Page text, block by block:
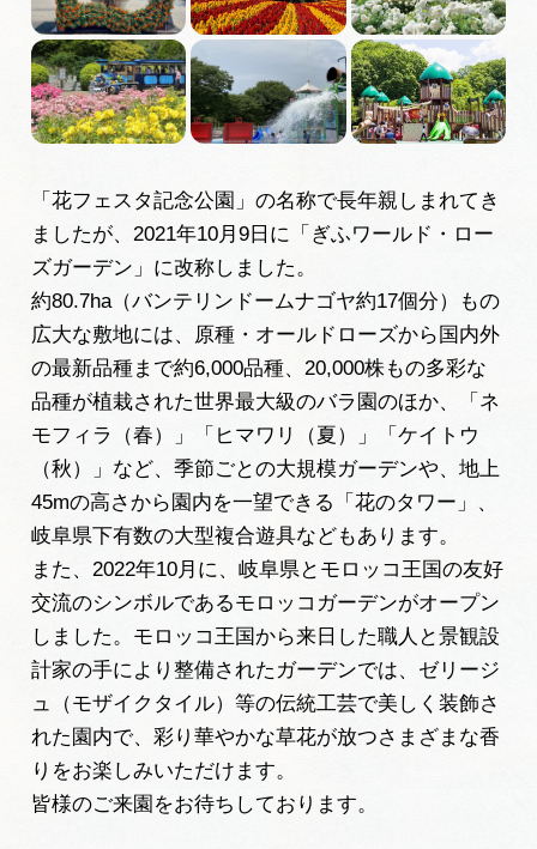
「花フェスタ記念公園」の名称で長年親しまれてき
ましたが、2021年10月9日に「ぎふワールド・ロー
ズガーデン」に改称しました。
約80.7ha（バンテリンドームナゴヤ約17個分）もの
広大な敷地には、原種・オールドローズから国内外
の最新品種まで約6,000品種、20,000株もの多彩な
品種が植栽された世界最大級のバラ園のほか、「ネ
モフィラ（春）」「ヒマワリ（夏）」「ケイトウ
（秋）」など、季節ごとの大規模ガーデンや、地上
45mの高さから園内を一望できる「花のタワー」、
岐阜県下有数の大型複合遊具などもあります。
また、2022年10月に、岐阜県とモロッコ王国の友好
交流のシンボルであるモロッコガーデンがオープン
しました。モロッコ王国から来日した職人と景観設
計家の手により整備されたガーデンでは、ゼリージ
ュ（モザイクタイル）等の伝統工芸で美しく装飾さ
れた園内で、彩り華やかな草花が放つさまざまな香
りをお楽しみいただけます。
皆様のご来園をお待ちしております。